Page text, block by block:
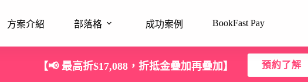
方案介紹 部落格 成功案例 BookFast Pay
【📢 最高折$17,088，折抵金疊加再疊加】 預約了解